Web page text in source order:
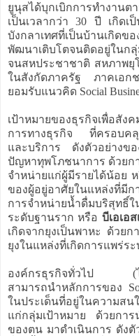
ยูนุสได้บุกเบิกการทำงาน
เป็นเวลากว่า 30 ปี เกิดเ
บังกลาเทศที่เป็นบ้านเกิด
พัฒนาเติบโตจนติดอยู่ในก
จนสหประชาชาติ สหภาพยุ
ในสังกัดภาครัฐ ภาคเอ
ยอมรับแนวคิด Social
เป้าหมายของธุรกิจเพื่อสั
การทางธุรกิจ ที่ครอบคลุ
และบริการ ดังตัวอย่างข
ปัญหาทุพโภชนาการ ด้วยก
จำหน่ายแก่ผู้มีรายได้น้อย
ของผู้อยู่อาศัยในแหล่งที่มี
การจำหน่ายน้ำดื่มบริสุทธิ์
ระดับฐานราก หรือ บีเอเอ
เกิดจากยุงเป็นพาหะ ด้วย
ยุงในแหล่งที่เกิดการแพร่ร
องค์กรธุรกิจทั่วไป (ไม่จ
สามารถนำหลักการของ
ในประเด็นที่อยู่ในความส
แก่กลุ่มเป้าหมาย ด้วยการ
ของตน มาดำเนินการ ดังตั